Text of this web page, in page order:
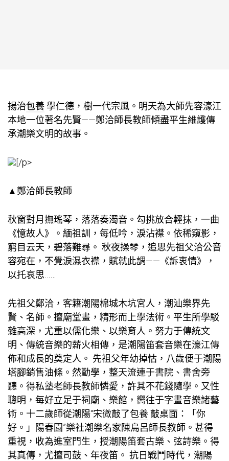
揚治包養 學仁德，樹一代宗風。明天為大師先容濠江
本地一位著名先賢——鄭洽師長教師傾盡平生維護傳
承潮樂文明的故事。
[/p>
▲鄭洽師長教師
秋窗對月撫瑤琴，落落奏濁音。勾挑放合輕抹，一曲
《憶故人》。緬祖訓，每低吟，淚沾襟。依稀窺影，
窮目云天，碧落難尋。 秋夜操琴，追思先祖父洽公音
容宛在，不覺淚濕衣襟，賦就此調——《訴衷情》，
以托哀思……
先祖父鄭洽，客籍潮陽棉城木坑宮人，潮汕樂界先
賢、名師。擅廟堂畫，精形而上學法術。平生所學駁
雜高深，尤重以儒化樂、以樂育人。努力于傳統文
明、傳統音樂的薪火相傳，是潮陽笛套音樂在濠江傳
佈和成長的奠定人。 先祖父年幼掉怙，八歲便于潮陽
塔腳銷售油條。然勤學，整天流連于書院、書舍旁
聽。得私塾老師長教師憐愛，許其不花錢隨學。又性
聰明，每好立足于祠廟、樂館，嚮往于字畫音樂諸藝
術。十二歲師從潮陽“宋微敲了包養敲桌面：「你
好。」陽春園”樂社潮樂名家陳烏呂師長教師。甚得
重視，收為進室門生，授潮陽笛套古樂、弦詩樂。得
其真傳，尤擅司鼓、年夜笛。 抗日戰鬥時代，潮陽